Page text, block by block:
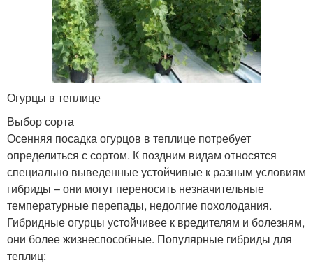
Огурцы в теплице
Выбор сорта
Осенняя посадка огурцов в теплице потребует
определиться с сортом. К поздним видам относятся
специально выведенные устойчивые к разным условиям
гибриды – они могут переносить незначительные
температурные перепады, недолгие похолодания.
Гибридные огурцы устойчивее к вредителям и болезням,
они более жизнеспособные. Популярные гибриды для
теплиц: